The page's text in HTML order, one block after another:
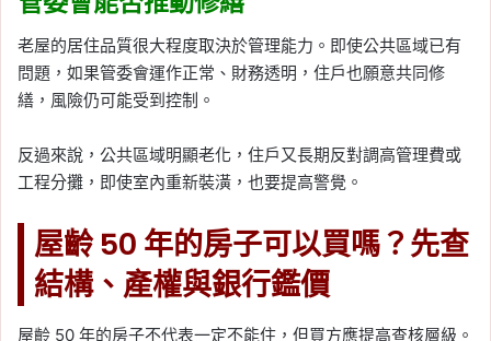
老屋的居住品質很大程度取決於管理能力。即使公共區域已有
問題，如果管委會運作正常、財務透明，住戶也願意共同修
繕，風險仍可能受到控制。
反過來說，公共區域明顯老化，住戶又長期反對調高管理費或
工程分攤，即使室內重新裝潢，也要提高警覺。
屋齡 50 年的房子可以買嗎？先查
結構、產權與銀行鑑價
屋齡 50 年的房子不代表一定不能住，但買方應提高查核層級。